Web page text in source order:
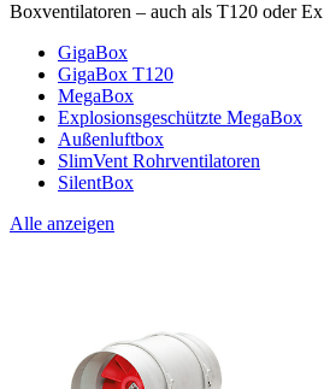
Boxventilatoren – auch als T120 oder Ex
GigaBox
GigaBox T120
MegaBox
Explosionsgeschützte MegaBox
Außenluftbox
SlimVent Rohrventilatoren
SilentBox
Alle anzeigen